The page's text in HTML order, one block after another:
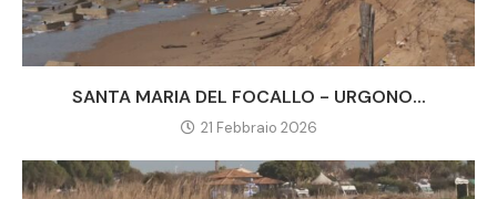
SANTA MARIA DEL FOCALLO - URGONO...
21 Febbraio 2026